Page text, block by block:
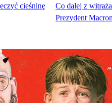
cieśninę
Co dalej z
Prezydent